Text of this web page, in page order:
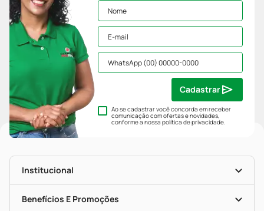
Ao se cadastrar você concorda em receber
comunicação com ofertas e novidades,
conforme a nossapolítica de privacidade.
Cadastrar
Institucional
História
Nossas Lojas
Benefícios E Promoções